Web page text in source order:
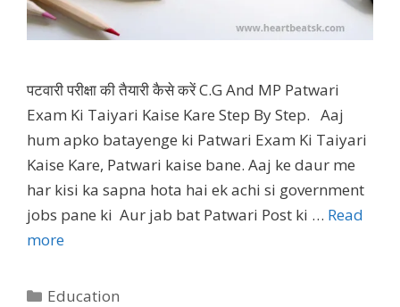
पटवारी परीक्षा की तैयारी कैसे करें C.G And MP Patwari
Exam Ki Taiyari Kaise Kare Step By Step. Aaj
hum apko batayenge ki Patwari Exam Ki Taiyari
Kaise Kare, Patwari kaise bane. Aaj ke daur me
har kisi ka sapna hota hai ek achi si government
jobs pane ki Aur jab bat Patwari Post ki … Read
more
Categories
Education